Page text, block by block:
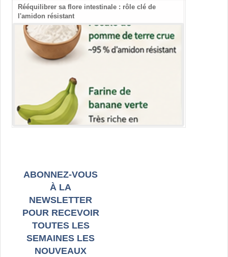
Rééquilibrer sa flore intestinale : rôle clé de
l'amidon résistant
ABONNEZ-VOUS
À LA
NEWSLETTER
POUR RECEVOIR
TOUTES LES
SEMAINES LES
NOUVEAUX